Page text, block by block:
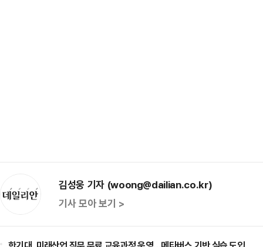
김성웅 기자 (woong@dailian.co.kr)
기사 모아 보기 >